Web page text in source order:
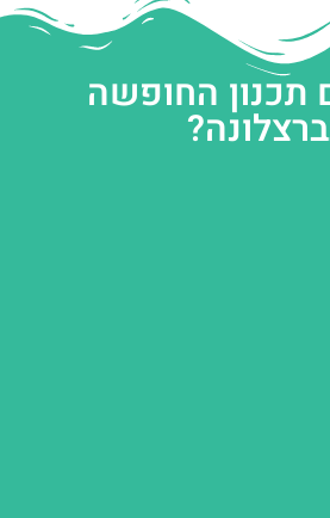
תכנון החופשה